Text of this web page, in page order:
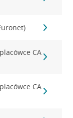
CA
CA